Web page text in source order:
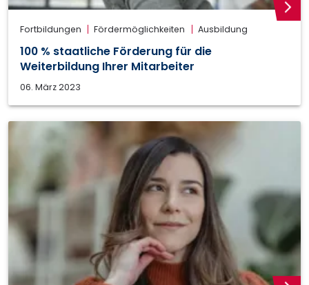
Fortbildungen Fördermöglichkeiten Ausbildung
100 % staatliche Förderung für die
Weiterbildung Ihrer Mitarbeiter
06. März 2023